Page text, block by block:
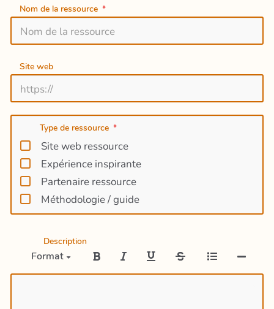
Nom de la ressource
Site web
Type de ressource
Site web ressource
Expérience inspirante
Partenaire ressource
Méthodologie / guide
Description
Format